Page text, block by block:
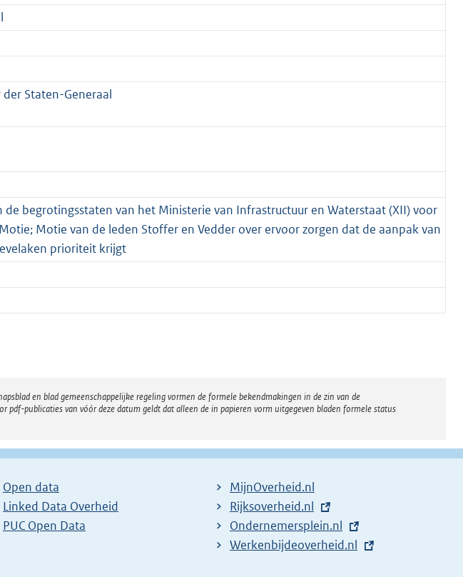
Staten-Generaal
de begrotingsstaten van het Ministerie van Infrastructuur en Waterstaat (XII) voor
Motie van de leden Stoffer en Vedder over ervoor zorgen dat de aanpak van
prioriteit krijgt
en blad gemeenschappelijke regeling vormen de formele bekendmakingen in de zin van de
publicaties van vóór deze datum geldt dat alleen de in papieren vorm uitgegeven bladen formele status
Open data
Linked Data Overheid
PUC Open Data
MijnOverheid.nl
E
x
t
Rijksoverheid.nl
E
x
Ondernemersplein.nl
E
Werkenbijdeoverheid.nl